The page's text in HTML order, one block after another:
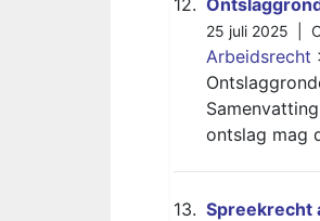
12.
25 juli 2025 |
Arbeidsrecht
ontslag mag
13. Spreekrecht